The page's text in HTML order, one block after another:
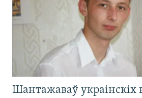
Шантажаваў украінскіх